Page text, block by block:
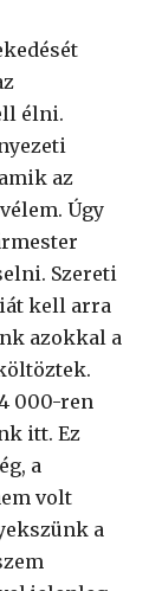
élni.
az
Úgy
Szereti
kell arra
azokkal a
000-ren
itt. Ez
a
volt
a